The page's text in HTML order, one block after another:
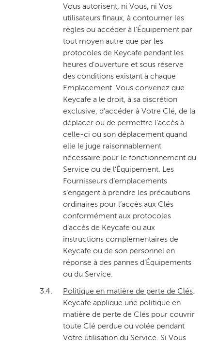
Vous autorisent, ni Vous, ni Vos
utilisateurs finaux, à contourner les
règles ou accéder à l’Équipement par
tout moyen autre que par les
protocoles de Keycafe pendant les
heures d’ouverture et sous réserve
des conditions existant à chaque
Emplacement. Vous convenez que
Keycafe a le droit, à sa discrétion
exclusive, d’accéder à Votre Clé, de la
déplacer ou de permettre l’accès à
celle-ci ou son déplacement quand
elle le juge raisonnablement
nécessaire pour le fonctionnement du
Service ou de l’Équipement. Les
Fournisseurs d’emplacements
s’engagent à prendre les précautions
ordinaires pour l’accès aux Clés
conformément aux protocoles
d’accès de Keycafe ou aux
instructions complémentaires de
Keycafe ou de son personnel en
réponse à des pannes d’Équipements
ou du Service.
3.4. Politique en matière de perte de Clés.
Keycafe applique une politique en
matière de perte de Clés pour couvrir
toute Clé perdue ou volée pendant
Votre utilisation du Service. Si Vous